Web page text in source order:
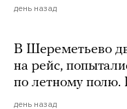
день назад
В Шереметьево
на рейс,
по летному полю.
день назад